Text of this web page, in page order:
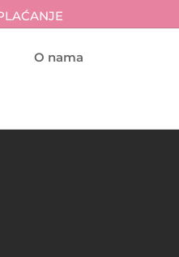
O nama